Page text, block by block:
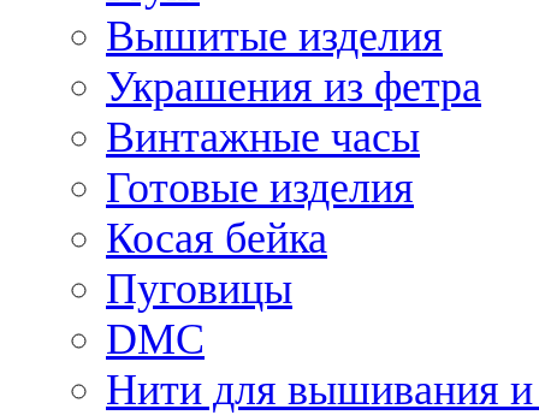
Вышитые изделия
Украшения из фетра
Винтажные часы
Готовые изделия
Косая бейка
Пуговицы
DMC
Нити для вышивания и